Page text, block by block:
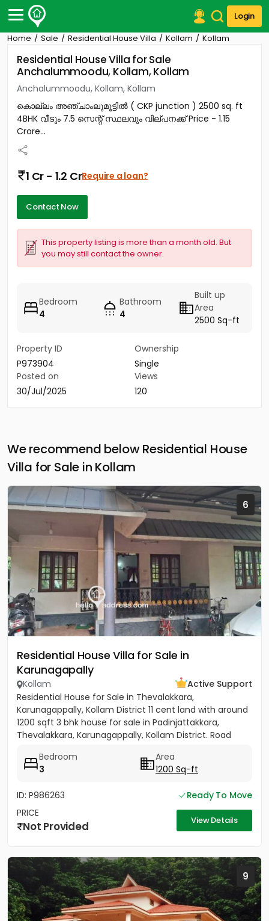
Login
Post Your Property
Post Your Requirement
Properties for Rent
Premium Projects
Finance Center
Our Services
Home Sale Residential House Villa Kollam Kollam
Residential House Villa for Sale
Anchalummoodu, Kollam, Kollam
Anchalummoodu, Kollam, Kollam
കൊല്ലം അഞ്ചാംലുമൂട്ടിൽ ( CKP junction ) 2500 sq. ft
4BHK വീടും 7.5 സെന്റ് സ്ഥലവും വില്പനക്ക് Price - 1.15
Crore...
1 Cr - 1.2 CrRequire a loan?
Contact Now
This property listing is more than a month old. But
you may still contact the owner.
Bedroom
4
Bathroom
4
Built up
Area
2500 Sq-ft
Property ID
P973904
Ownership
Single
Posted on
30/Jul/2025
Views
120
We recommend below Residential House
Villa for Sale in Kollam
6
Residential House Villa for Sale in
Karunagapally
Kollam
Active Support
Residential House for Sale in Thevalakkara,
Karunagappally, Kollam District 11 cent land with around
1200 sqft 3 bhk house for sale in Padinjattakkara,
Thevalakkara, Karunagappally, Kollam District. Road
Bedroom
3
Area
1200 Sq-ft
ID: P986263
Ready To Move
PRICE
Not Provided View Details
9